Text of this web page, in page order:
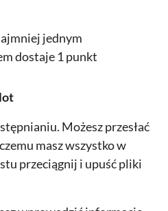
jednym
dostaje 1 punkt
Możesz przesłać
masz wszystko w
przeciągnij i upuść pliki